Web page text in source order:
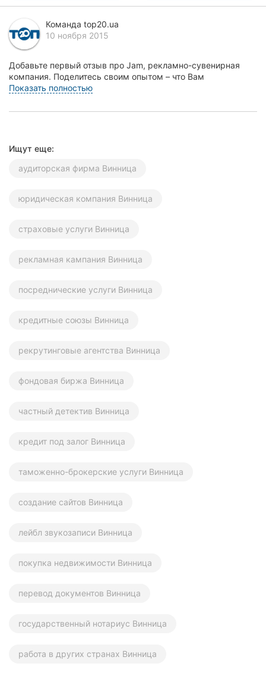
Чернигов
Черкассы
Сумы
Луцк
Ужгород
Карпаты
Команда top20.ua
10 ноября 2015
Добавьте первый отзыв про Jam, рекламно-сувенирная
компания. Поделитесь своим опытом – что Вам
понравилось, а что нет! Это поможет другим жителям Вин...
Показать полностью
Ищут еще:
аудиторская фирма Винница
юридическая компания Винница
страховые услуги Винница
рекламная кампания Винница
посреднические услуги Винница
кредитные союзы Винница
рекрутинговые агентства Винница
фондовая биржа Винница
частный детектив Винница
кредит под залог Винница
таможенно-брокерские услуги Винница
создание сайтов Винница
лейбл звукозаписи Винница
покупка недвижимости Винница
перевод документов Винница
государственный нотариус Винница
работа в других странах Винница